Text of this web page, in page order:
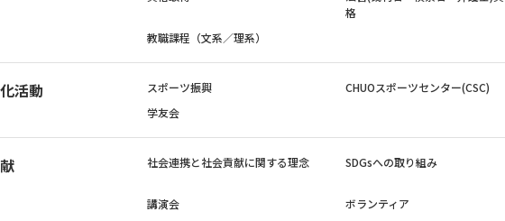
格
教職課程（文系／理系）
活動 スポーツ振興 CHUOスポーツセンター(CSC)
学友会
社会連携と社会貢献に関する理念 SDGsへの取り組み
講演会
ボランティア